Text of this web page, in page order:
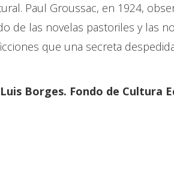
Paul Groussac, en 1924,
de las novelas pastoriles y las
que una secreta
Borges. Fondo de Cultura